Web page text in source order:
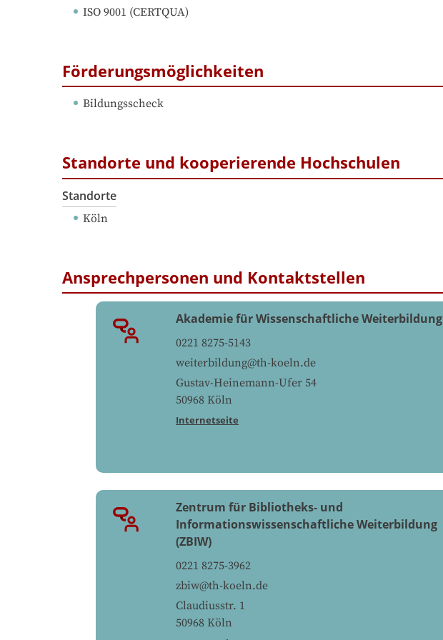
ISO 9001 (CERTQUA)
Förderungsmöglichkeiten
Bildungsscheck
Standorte und kooperierende Hochschulen
Standorte
Köln
Ansprechpersonen und Kontaktstellen
Akademie für Wissenschaftliche Weiterbildung
0221 8275-5143
weiterbildung@th-koeln.de
Gustav-Heinemann-Ufer 54
50968 Köln
Internetseite
Zentrum für Bibliotheks- und
Informationswissenschaftliche Weiterbildung
(ZBIW)
0221 8275-3962
zbiw@th-koeln.de
Claudiusstr. 1
50968 Köln